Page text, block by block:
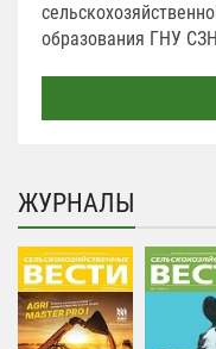
образования ГНУ
ЖУРНАЛЫ